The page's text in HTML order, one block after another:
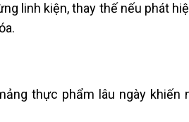
linh kiện, thay thế nếu phát
thực phẩm lâu ngày khiến